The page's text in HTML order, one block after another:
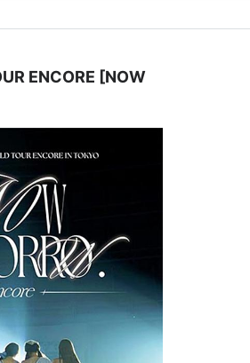
ENCORE [NOW